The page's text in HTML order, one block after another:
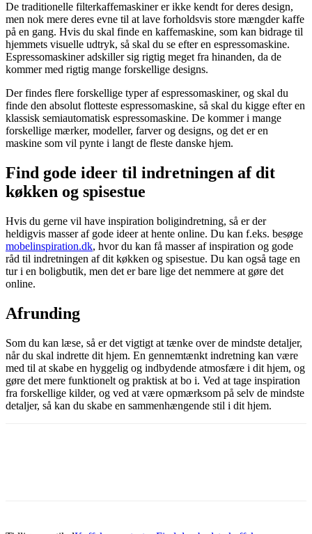
De traditionelle filterkaffemaskiner er ikke kendt for deres design,
men nok mere deres evne til at lave forholdsvis store mængder kaffe
på en gang. Hvis du skal finde en kaffemaskine, som kan bidrage til
hjemmets visuelle udtryk, så skal du se efter en espressomaskine.
Espressomaskiner adskiller sig rigtig meget fra hinanden, da de
kommer med rigtig mange forskellige designs.
Der findes flere forskellige typer af espressomaskiner, og skal du
finde den absolut flotteste espressomaskine, så skal du kigge efter en
klassisk semiautomatisk espressomaskine. De kommer i mange
forskellige mærker, modeller, farver og designs, og det er en
maskine som vil pynte i langt de fleste danske hjem.
Find gode ideer til indretningen af dit
køkken og spisestue
Hvis du gerne vil have inspiration boligindretning, så er der
heldigvis masser af gode ideer at hente online. Du kan f.eks. besøge
mobelinspiration.dk, hvor du kan få masser af inspiration og gode
råd til indretningen af dit køkken og spisestue. Du kan også tage en
tur i en boligbutik, men det er bare lige det nemmere at gøre det
online.
Afrunding
Som du kan læse, så er det vigtigt at tænke over de mindste detaljer,
når du skal indrette dit hjem. En gennemtænkt indretning kan være
med til at skabe en hyggelig og indbydende atmosfære i dit hjem, og
gøre det mere funktionelt og praktisk at bo i. Ved at tage inspiration
fra forskellige kilder, og ved at være opmærksom på selv de mindste
detaljer, så kan du skabe en sammenhængende stil i dit hjem.